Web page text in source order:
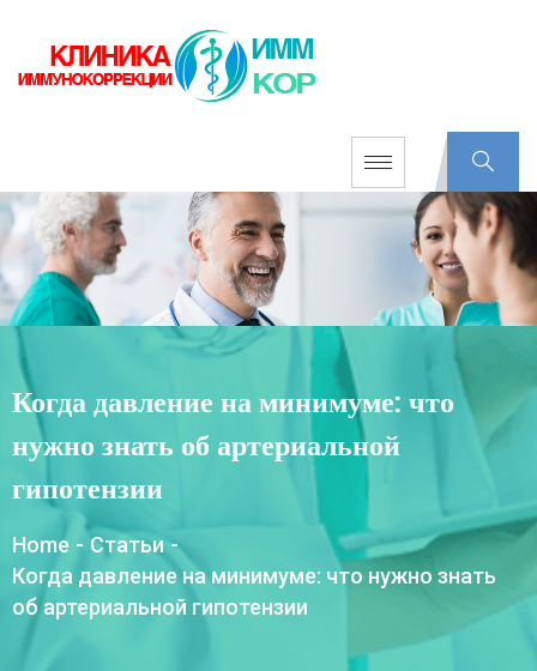
Когда давление на минимуме: что
нужно знать об артериальной
гипотензии
Home - Статьи -
Когда давление на минимуме: что нужно знать
об артериальной гипотензии